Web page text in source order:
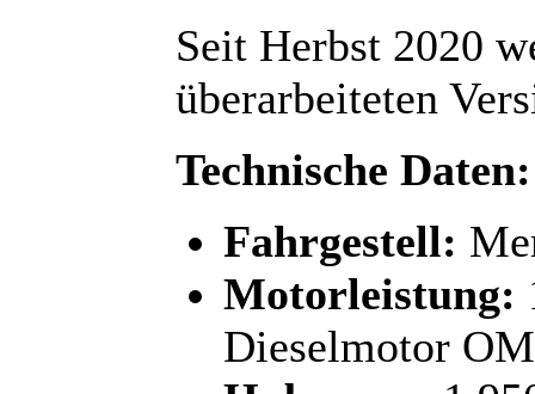
Seit Herbst 2020
überarbeiteten
Technische Daten:
Fahrgestell:
Motorleistung:
Dieselmotor